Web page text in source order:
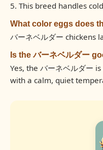
5. This breed handles
What color eggs does
バーネベルダー chickens
Is the バーネベルダー
Yes, the バーネベルダー
with a calm, quiet